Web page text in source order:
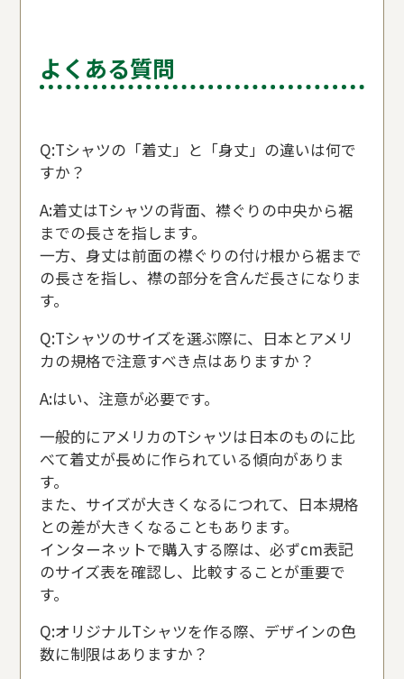
よくある質問
Q:Tシャツの「着丈」と「身丈」の違いは何で
すか？
A:着丈はTシャツの背面、襟ぐりの中央から裾
までの長さを指します。
一方、身丈は前面の襟ぐりの付け根から裾まで
の長さを指し、襟の部分を含んだ長さになりま
す。
Q:Tシャツのサイズを選ぶ際に、日本とアメリ
カの規格で注意すべき点はありますか？
A:はい、注意が必要です。
一般的にアメリカのTシャツは日本のものに比
べて着丈が長めに作られている傾向がありま
す。
また、サイズが大きくなるにつれて、日本規格
との差が大きくなることもあります。
インターネットで購入する際は、必ずcm表記
のサイズ表を確認し、比較することが重要で
す。
Q:オリジナルTシャツを作る際、デザインの色
数に制限はありますか？